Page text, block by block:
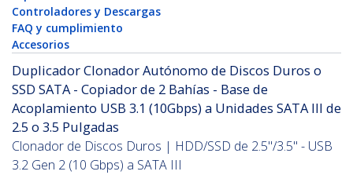
Controladores y Descargas
FAQ y cumplimiento
Accesorios
Duplicador Clonador Autónomo de Discos Duros o
SSD SATA - Copiador de 2 Bahías - Base de
Acoplamiento USB 3.1 (10Gbps) a Unidades SATA III de
2.5 o 3.5 Pulgadas
Clonador de Discos Duros | HDD/SSD de 2.5"/3.5" - USB
3.2 Gen 2 (10 Gbps) a SATA III